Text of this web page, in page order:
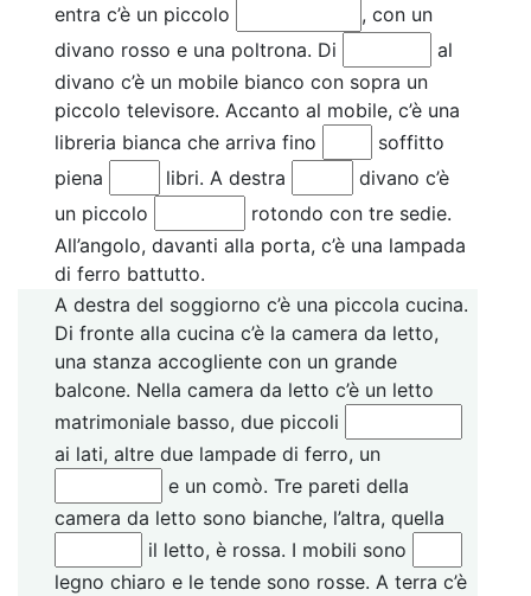
entra c’è un piccolo
, con un
divano rosso e una poltrona. Di
al
divano c’è un mobile bianco con sopra un
piccolo televisore. Accanto al mobile, c’è una
libreria bianca che arriva fino
soffitto
piena
libri. A destra
divano c’è
un piccolo
rotondo con tre sedie.
All’angolo, davanti alla porta, c’è una lampada
di ferro battutto.
A destra del soggiorno c’è una piccola cucina.
Di fronte alla cucina c’è la camera da letto,
una stanza accogliente con un grande
balcone. Nella camera da letto c’è un letto
matrimoniale basso, due piccoli
ai lati, altre due lampade di ferro, un
e un comò. Tre pareti della
camera da letto sono bianche, l’altra, quella
il letto, è rossa. I mobili sono
legno chiaro e le tende sono rosse. A terra c’è